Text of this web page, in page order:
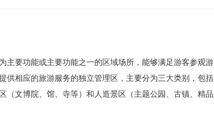
主要功能或主要功能之一的区域场所，能够满足游客参观游
供相应的旅游服务的独立管理区，主要分为三大类别，包括
（文博院、馆、寺等）和人造景区（主题公园、古镇、精品